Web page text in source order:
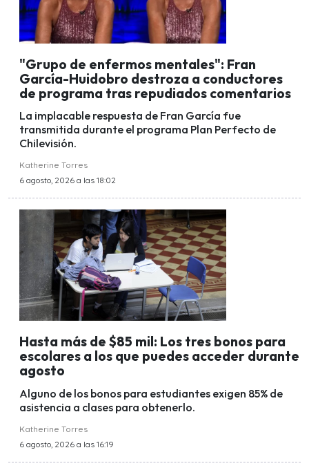
"Grupo de enfermos mentales": Fran
García-Huidobro destroza a conductores
de programa tras repudiados comentarios
La implacable respuesta de Fran García fue
transmitida durante el programa Plan Perfecto de
Chilevisión.
Katherine Torres
6 agosto, 2026 a las 18:02
Hasta más de $85 mil: Los tres bonos para
escolares a los que puedes acceder durante
agosto
Alguno de los bonos para estudiantes exigen 85% de
asistencia a clases para obtenerlo.
Katherine Torres
6 agosto, 2026 a las 16:19